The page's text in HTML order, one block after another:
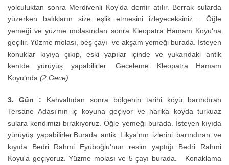
yolculuktan sonra Merdivenli Koy'da demir atılır. Berrak sularda
yüzerken balıkların size eşlik etmesini izleyeceksiniz . Öğle
yemeği ve yüzme molasından sonra Kleopatra Hamam Koyu‘na
geçilir. Yüzme molası, beş çayı ve akşam yemeği burada. İsteyen
konuklar kıyıya çıkıp, eski yapılar içinde ve yukarıdaki antik
kentde yürüyüş yapabilirler. Geceleme Kleopatra Hamam
Koyu‘nda (2.Gece).
3. Gün : Kahvaltıdan sonra bölgenin tarihi köyü barındıran
Tersane Adası'nın iç koyuna geçiyor ve harika koyda turkuaz
sulara kendimizi bırakıyoruz. Öğle yemeği burada. İsteyen kıyıda
yürüyüş yapabilirler.Burada antik Likya'nın izlerini barındıran ve
kıyıda Bedri Rahmi Eyüboğlu'nun resim yaptığı Bedri Rahmi
Koyu'a geçiyoruz. Yüzme molası ve 5 çayı burada. Konaklama